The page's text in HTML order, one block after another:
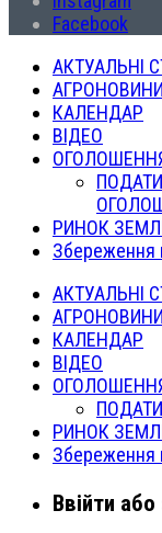
Facebook
АКТУАЛЬНІ
АГРОНОВИНИ
КАЛЕНДАР
ВІДЕО
РИНОК
Збереження
АКТУАЛЬНІ
АГРОНОВИНИ
КАЛЕНДАР
ВІДЕО
РИНОК
Збереження
Ввійти